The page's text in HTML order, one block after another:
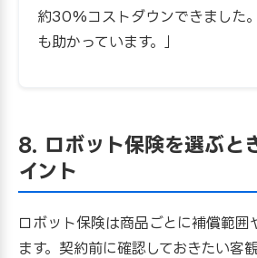
約30%コストダウンできました
も助かっています。」
8. ロボット保険を選ぶと
イント
ロボット保険は商品ごとに補償範囲
ます。契約前に確認しておきたい客